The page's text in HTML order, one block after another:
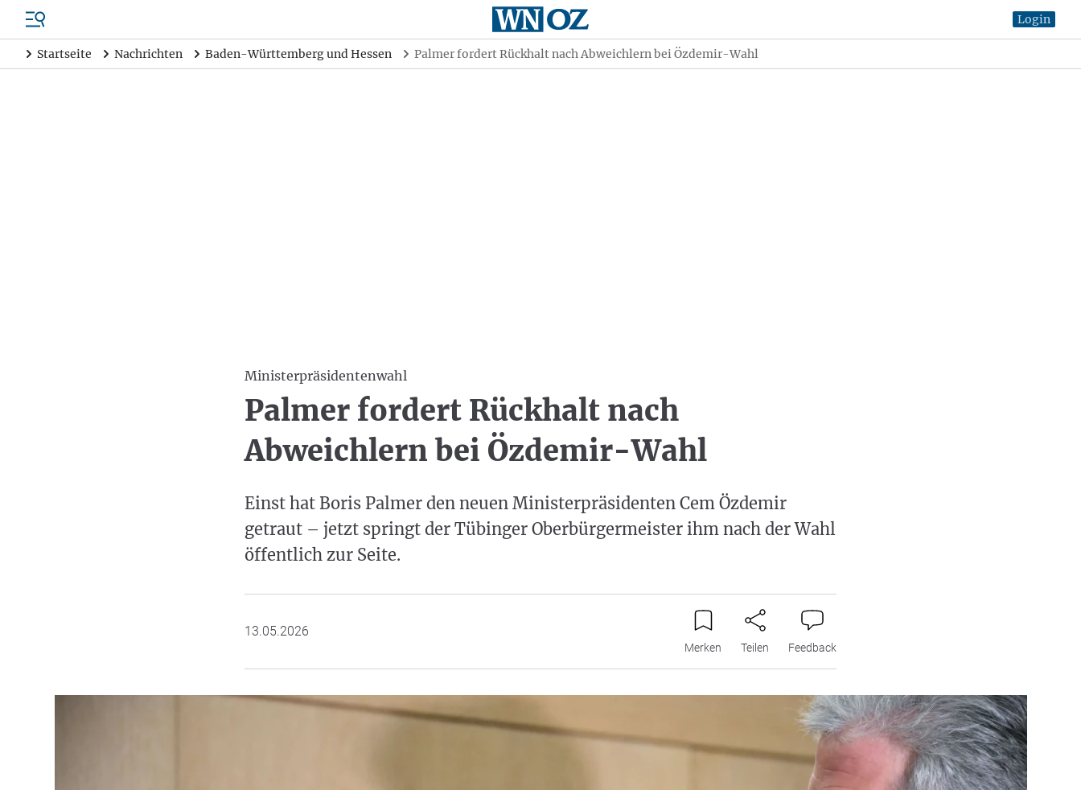
Login
Startseite Nachrichten Baden-Württemberg und Hessen Palmer fordert Rückhalt nach Abweichlern bei Özdemir-Wahl
Ministerpräsidentenwahl
Palmer fordert Rückhalt nach
Abweichlern bei Özdemir-Wahl
Einst hat Boris Palmer den neuen Ministerpräsidenten Cem Özdemir
getraut – jetzt springt der Tübinger Oberbürgermeister ihm nach der Wahl
öffentlich zur Seite.
13.05.2026
Merken Teilen Feedback